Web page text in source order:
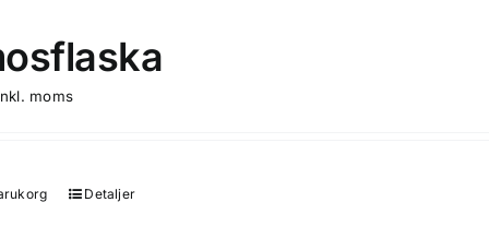
moms
Detaljer